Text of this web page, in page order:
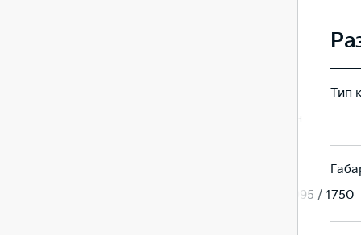
Тип
Минивэн
5155 / 1995 / 1750